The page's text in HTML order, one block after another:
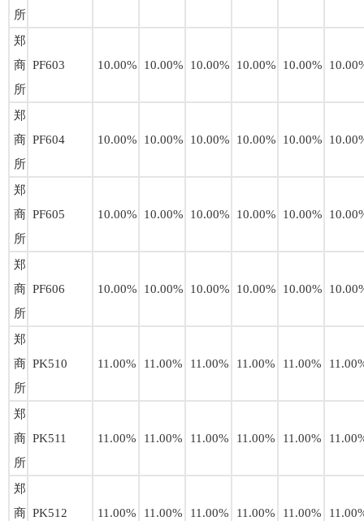
所
郑
商
所
PF603 10.00% 10.00% 10.00% 10.00% 10.00%
郑
商
所
PF604 10.00% 10.00% 10.00% 10.00% 10.00%
郑
商
所
PF605 10.00% 10.00% 10.00% 10.00% 10.00%
郑
商
所
PF606 10.00% 10.00% 10.00% 10.00% 10.00%
郑
商
所
PK510 11.00% 11.00% 11.00% 11.00% 11.00%
郑
商
所
PK511 11.00% 11.00% 11.00% 11.00% 11.00%
郑
商 PK512 11.00% 11.00% 11.00% 11.00% 11.00%